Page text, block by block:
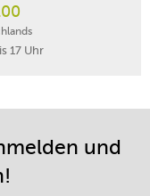
17 Uhr
und